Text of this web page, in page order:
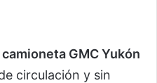
camioneta GMC Yukón
circulación y sin